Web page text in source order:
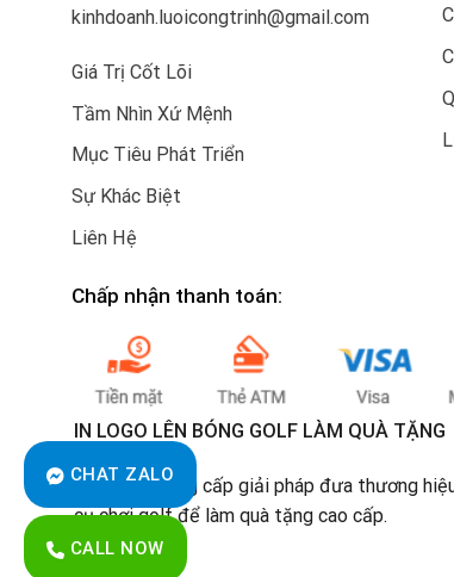
kinhdoanh.luoicongtrinh@gmail.com
Giá Trị Cốt Lõi
Tầm Nhìn Xứ Mệnh
Mục Tiêu Phát Triển
Sự Khác Biệt
Liên Hệ
Chấp nhận thanh toán:
IN LOGO LÊN BÓNG GOLF LÀM QUÀ TẶNG
Chúng tôi cung cấp giải pháp đưa thương
cụ chơi golf để làm quà tặng cao cấp.
CHAT ZALO
CALL NOW